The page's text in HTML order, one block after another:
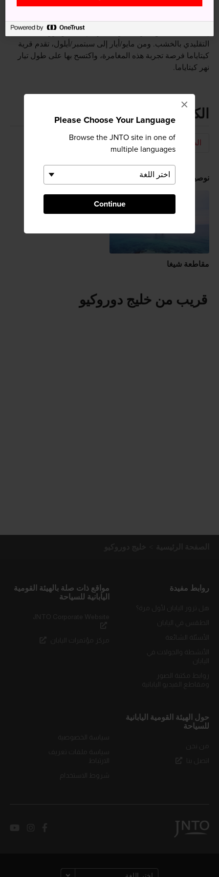
Please Choose Your Language
Browse the JNTO site in one of
multiple languages
Continue
×
إذا كنت تبحث عن تجربة مثيرة، فجرِّب إيكادا كوداري، التجديف
التقليدي بالخشب. ومن مايو/أيار إلى سبتمبر/أيلول، تقدم قرية
كيتاياما فرصة تجربة هذه المغامرة، واكتسح بها على طول تيار
نهر كيتاياما.
الكلمات المفتاحية
الطبيعة ممر ضيق منطقة بها مناظر خلابة
نوصيك به
مقاطعة شيغا
قريب من خليج دوروكيو
روابط مفيدة
مواقع ذات صلة بالهيئة القومية
اليابانية للسياحة
حول الهيئة القومية اليابانية
للسياحة